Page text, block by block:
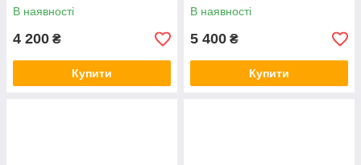
В наявності
4 200 ₴
Купити
В наявності
5 400 ₴
Купити